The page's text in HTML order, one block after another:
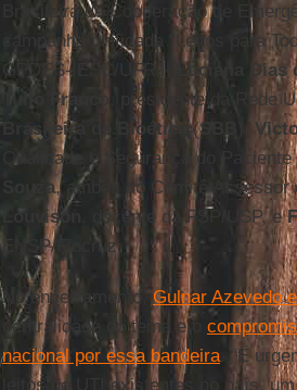
Brasileira de Cooperação de
campanha unificada “Leitos para
GPDES-IESC/UFRJ;
Luciana Dias
Tulio Franco , presidente da Rede
Brasileira de Bioética(SBB
Qualidade e Segurança do
Souza, ambos do Comitê
Louvison
, docente da FSP/USP, e
ENSP/Fiocruz.
No encerramento, Gulnar Azevedo
centralidade do tema e o
nacional por essa bandeira. “É
leitos de UTI existentes no país,